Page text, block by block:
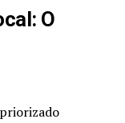
O